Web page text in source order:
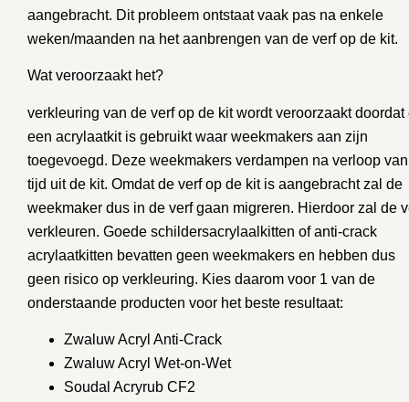
aangebracht. Dit probleem ontstaat vaak pas na enkele
weken/maanden na het aanbrengen van de verf op de kit.
Wat veroorzaakt het?
verkleuring van de verf op de kit wordt veroorzaakt doordat
een acrylaatkit is gebruikt waar weekmakers aan zijn
toegevoegd. Deze weekmakers verdampen na verloop van
tijd uit de kit. Omdat de verf op de kit is aangebracht zal de
weekmaker dus in de verf gaan migreren. Hierdoor zal de
verkleuren. Goede schildersacrylaalkitten of anti-crack
acrylaatkitten bevatten geen weekmakers en hebben dus
geen risico op verkleuring. Kies daarom voor 1 van de
onderstaande producten voor het beste resultaat:
Zwaluw Acryl Anti-Crack
Zwaluw Acryl Wet-on-Wet
Soudal Acryrub CF2